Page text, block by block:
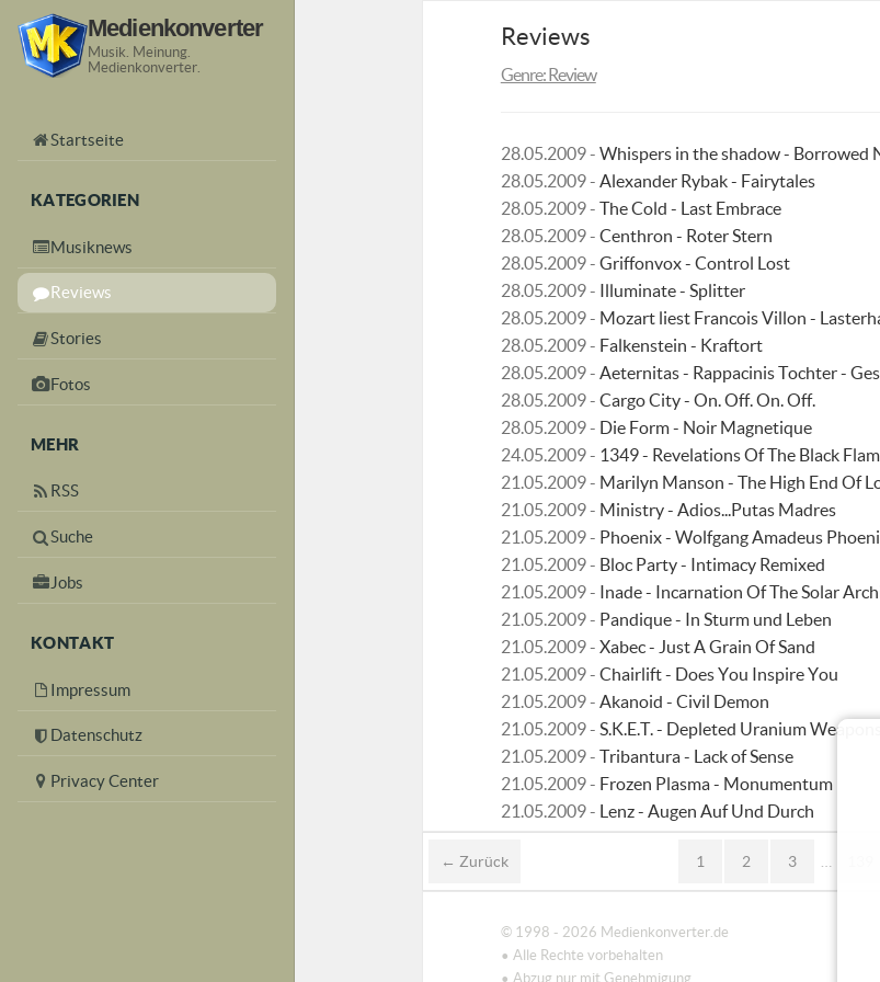
Medienkonverter
Musik. Meinung.
Medienkonverter.
Startseite
KATEGORIEN
Musiknews
Reviews
Stories
Fotos
MEHR
RSS
Suche
Jobs
KONTAKT
Impressum
Datenschutz
Privacy Center
Reviews
Genre: Review
28.05.2009 - Whispers in the shadow - Borrowed
28.05.2009 - Alexander Rybak - Fairytales
28.05.2009 - The Cold - Last Embrace
28.05.2009 - Centhron - Roter Stern
28.05.2009 - Griffonvox - Control Lost
28.05.2009 - Illuminate - Splitter
28.05.2009 - Mozart liest Francois Villon -
28.05.2009 - Falkenstein - Kraftort
28.05.2009 - Aeternitas - Rappacinis Tochter -
28.05.2009 - Cargo City - On. Off. On. Off.
28.05.2009 - Die Form - Noir Magnetique
24.05.2009 - 1349 - Revelations Of The Black
21.05.2009 - Marilyn Manson - The High End Of
21.05.2009 - Ministry - Adios...Putas Madres
21.05.2009 - Phoenix - Wolfgang Amadeus
21.05.2009 - Bloc Party - Intimacy Remixed
21.05.2009 - Inade - Incarnation Of The Solar
21.05.2009 - Pandique - In Sturm und Leben
21.05.2009 - Xabec - Just A Grain Of Sand
21.05.2009 - Chairlift - Does You Inspire You
21.05.2009 - Akanoid - Civil Demon
21.05.2009 - S.K.E.T. - Depleted Uranium Weapons
21.05.2009 - Tribantura - Lack of Sense
21.05.2009 - Frozen Plasma - Monumentum
21.05.2009 -
Lenz - Augen Auf Und Durch
← Zurück 1 2 3 …
© 1998 - 2026 Medienkonverter.de
• Alle Rechte vorbehalten
• Abzug nur mit Genehmigung